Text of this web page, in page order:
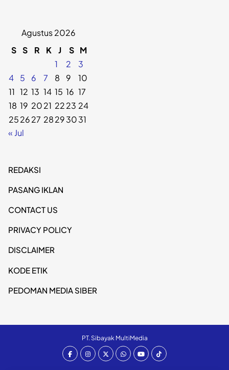
Agustus 2026
S S R K J S M
1
2
3
4
5 6 7 8 9
10
11 12 13 14 15 16 17
18 19 2021 2223 24
252627 28293031
« Jul
REDAKSI
PASANG IKLAN
CONTACT US
PRIVACY POLICY
DISCLAIMER
KODE ETIK
PEDOMAN MEDIA SIBER
PT. Sibayak MultiMedia